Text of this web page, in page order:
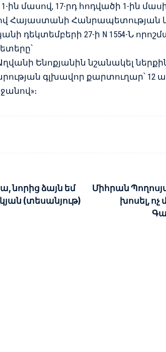
ին մասով, 17-րդ հոդվածի 1-ին
Հայաստանի Հանրապետության
դեկտեմբերի 27-ի N 1554-Ն
Ենոքյանին նշանակել
գլխավոր քարտուղար՝ 12
նորից ձայն եմ
(տեսանյութ)
Միհրան
խոսել,